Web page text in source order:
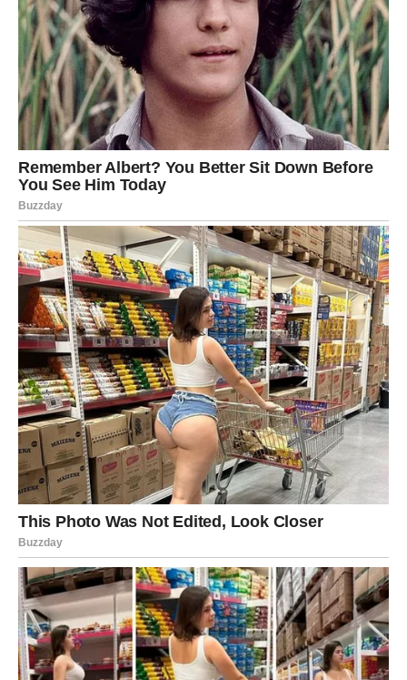
djeteta odmah nakon poroda. Tada nije imala izbora, i iako
je njeno srce ostalo ranjeno, vjerovala je da će djevojčica
imati bolji život u tuđim, ali sigurnijim rukama.
Veza između njih, iako formirana tek sada, bila je snažna i
instinktivna. Počele su graditi odnos – polako, s oprezom,
ali iskreno. Nisu mogle nadoknaditi izgubljeno vrijeme, ali